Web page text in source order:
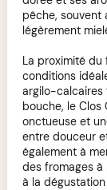
pêche, souvent
légèrement
La proximité du
conditions
argilo-calcaires
bouche, le Clos
onctueuse et
entre douceur
également à
des fromages à
à la